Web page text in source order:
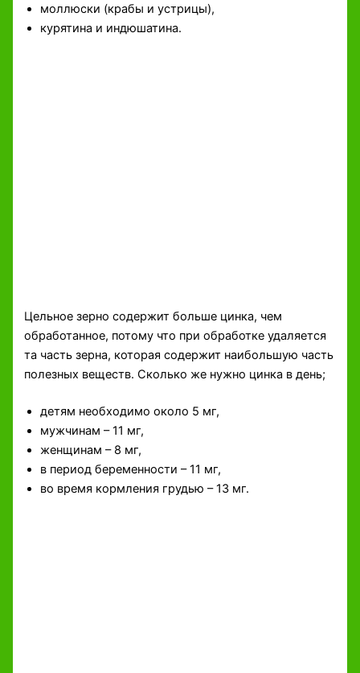
моллюски (крабы и устрицы),
курятина и индюшатина.
Цельное зерно содержит больше цинка, чем
обработанное, потому что при обработке удаляется
та часть зерна, которая содержит наибольшую часть
полезных веществ. Сколько же нужно цинка в день;
детям необходимо около 5 мг,
мужчинам – 11 мг,
женщинам – 8 мг,
в период беременности – 11 мг,
во время кормления грудью – 13 мг.